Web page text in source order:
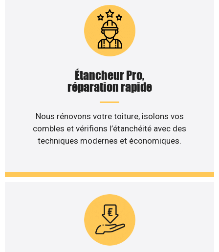
Étancheur Pro,
réparation rapide
Nous rénovons votre toiture, isolons vos
combles et vérifions l’étanchéité avec des
techniques modernes et économiques.